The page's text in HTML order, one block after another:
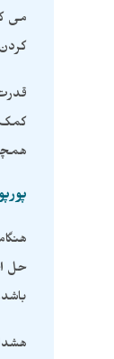
می
کمک
حل